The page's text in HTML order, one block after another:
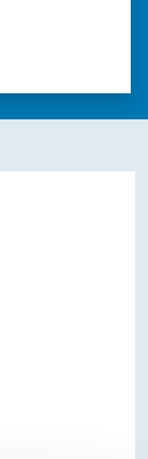
chiarezza delle